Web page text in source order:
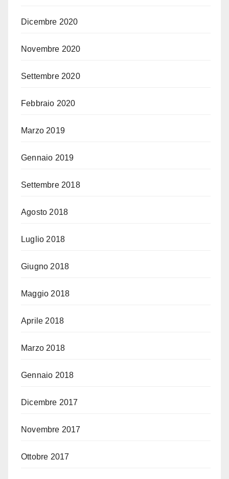
Dicembre 2020
Novembre 2020
Settembre 2020
Febbraio 2020
Marzo 2019
Gennaio 2019
Settembre 2018
Agosto 2018
Luglio 2018
Giugno 2018
Maggio 2018
Aprile 2018
Marzo 2018
Gennaio 2018
Dicembre 2017
Novembre 2017
Ottobre 2017